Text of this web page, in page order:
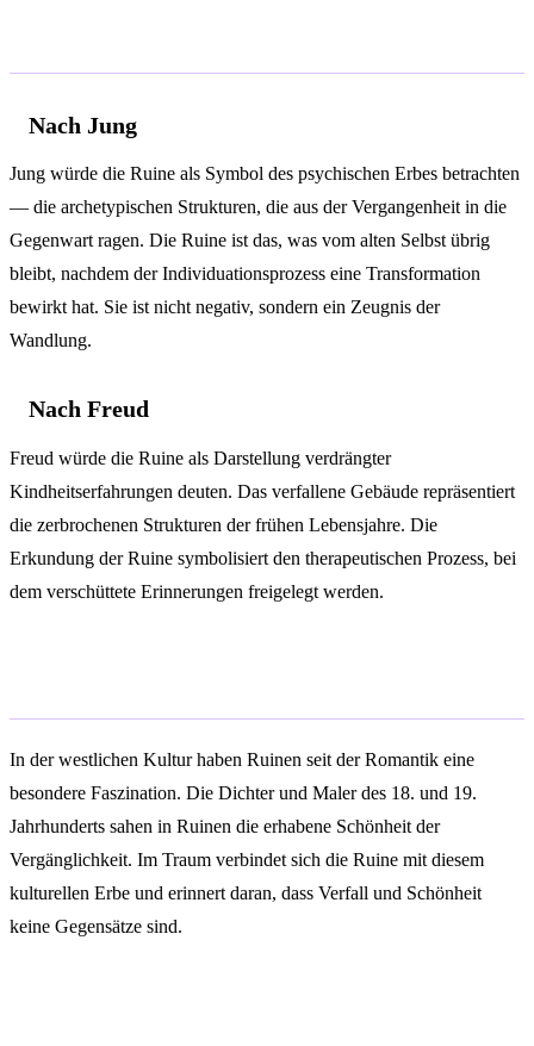
Nach Jung
Jung würde die Ruine als Symbol des psychischen Erbes betrachten
— die archetypischen Strukturen, die aus der Vergangenheit in die
Gegenwart ragen. Die Ruine ist das, was vom alten Selbst übrig
bleibt, nachdem der Individuationsprozess eine Transformation
bewirkt hat. Sie ist nicht negativ, sondern ein Zeugnis der
Wandlung.
Nach Freud
Freud würde die Ruine als Darstellung verdrängter
Kindheitserfahrungen deuten. Das verfallene Gebäude repräsentiert
die zerbrochenen Strukturen der frühen Lebensjahre. Die
Erkundung der Ruine symbolisiert den therapeutischen Prozess, bei
dem verschüttete Erinnerungen freigelegt werden.
In der westlichen Kultur haben Ruinen seit der Romantik eine
besondere Faszination. Die Dichter und Maler des 18. und 19.
Jahrhunderts sahen in Ruinen die erhabene Schönheit der
Vergänglichkeit. Im Traum verbindet sich die Ruine mit diesem
kulturellen Erbe und erinnert daran, dass Verfall und Schönheit
keine Gegensätze sind.